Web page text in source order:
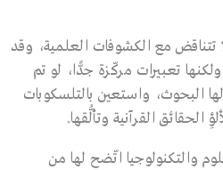
تتناقض مع الكشوفات العلمية، وقد
تعبيرات مركّزة جدًّا، لو تم
البحوث، واستعين بالتلسكوبات
الحقائق القرآنية وتألُّقها.
والتكنولوجيا اتّضح لها من